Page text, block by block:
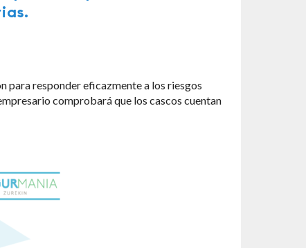
para responder eficazmente a los riesgos
comprobará que los cascos cuentan